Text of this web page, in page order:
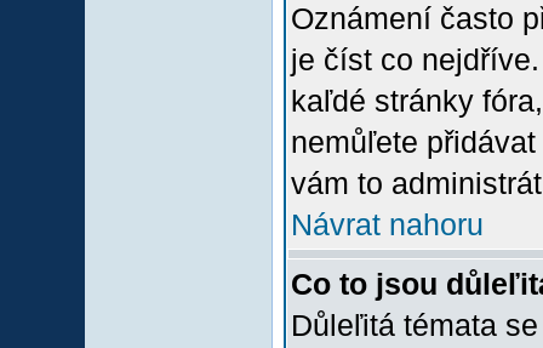
Oznámení často
je číst co
kaľdé stránky
nemůľete
vám to
Návrat nahoru
Co to jsou
Důleľitá témata